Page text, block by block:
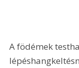
A födémek